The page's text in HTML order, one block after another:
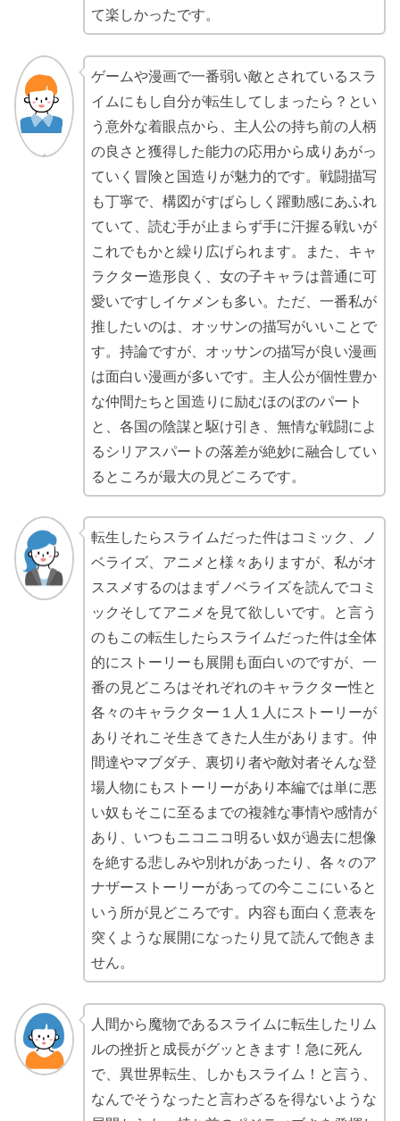
て楽しかったです。
ゲームや漫画で一番弱い敵とされているスラ
イムにもし自分が転生してしまったら？とい
う意外な着眼点から、主人公の持ち前の人柄
の良さと獲得した能力の応用から成りあがっ
ていく冒険と国造りが魅力的です。戦闘描写
も丁寧で、構図がすばらしく躍動感にあふれ
ていて、読む手が止まらず手に汗握る戦いが
これでもかと繰り広げられます。また、キャ
ラクター造形良く、女の子キャラは普通に可
愛いですしイケメンも多い。ただ、一番私が
推したいのは、オッサンの描写がいいことで
す。持論ですが、オッサンの描写が良い漫画
は面白い漫画が多いです。主人公が個性豊か
な仲間たちと国造りに励むほのぼのパート
と、各国の陰謀と駆け引き、無情な戦闘によ
るシリアスパートの落差が絶妙に融合してい
るところが最大の見どころです。
転生したらスライムだった件はコミック、ノ
ベライズ、アニメと様々ありますが、私がオ
ススメするのはまずノベライズを読んでコミ
ックそしてアニメを見て欲しいです。と言う
のもこの転生したらスライムだった件は全体
的にストーリーも展開も面白いのですが、一
番の見どころはそれぞれのキャラクター性と
各々のキャラクター１人１人にストーリーが
ありそれこそ生きてきた人生があります。仲
間達やマブダチ、裏切り者や敵対者そんな登
場人物にもストーリーがあり本編では単に悪
い奴もそこに至るまでの複雑な事情や感情が
あり、いつもニコニコ明るい奴が過去に想像
を絶する悲しみや別れがあったり、各々のア
ナザーストーリーがあっての今ここにいると
いう所が見どころです。内容も面白く意表を
突くような展開になったり見て読んで飽きま
せん。
人間から魔物であるスライムに転生したリム
ルの挫折と成長がグッときます！急に死ん
で、異世界転生、しかもスライム！と言う、
なんでそうなったと言わざるを得ないような